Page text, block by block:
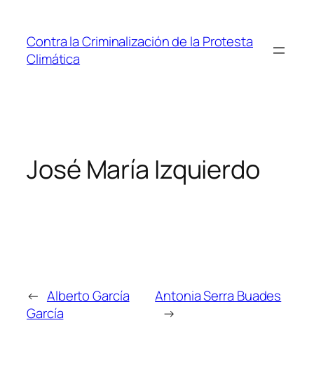
contenido
Contra la Criminalización de la Protesta
Climática
José María Izquierdo
← Alberto García
García
Antonia Serra Buades
→